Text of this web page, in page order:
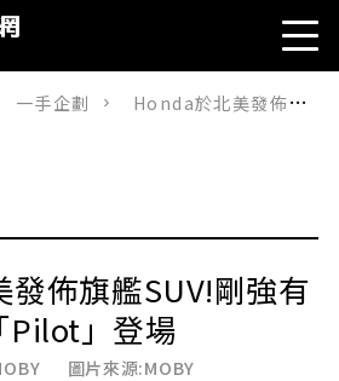
一手企劃 Honda於北美發佈旗艦SUV!剛強有力的新一代「Pilot」登場
佈旗艦SUV!剛強有
Pilot」登場
圖片來源:MOBY